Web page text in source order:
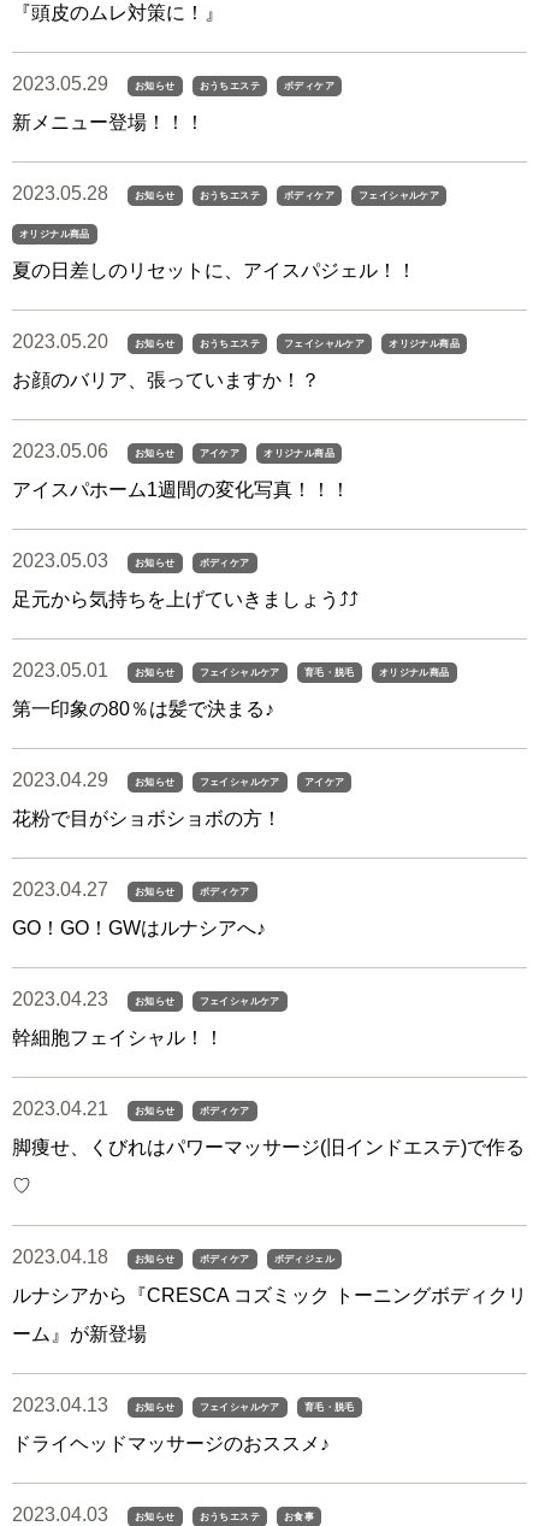
『頭皮のムレ対策に！』
2023.05.29 お知らせ おうちエステ ボディケア
新メニュー登場！！！
2023.05.28 お知らせ おうちエステ ボディケア フェイシャルケア
オリジナル商品
夏の日差しのリセットに、アイスパジェル！！
2023.05.20 お知らせ おうちエステ フェイシャルケア オリジナル商品
お顔のバリア、張っていますか！？
2023.05.06 お知らせ アイケア オリジナル商品
アイスパホーム1週間の変化写真！！！
2023.05.03 お知らせ ボディケア
足元から気持ちを上げていきましょう⤴︎⤴︎
2023.05.01 お知らせ フェイシャルケア 育毛・脱毛 オリジナル商品
第一印象の80％は髪で決まる♪
2023.04.29 お知らせ フェイシャルケア アイケア
花粉で目がショボショボの方！
2023.04.27 お知らせ ボディケア
GO！GO！GWはルナシアへ♪
2023.04.23 お知らせ フェイシャルケア
幹細胞フェイシャル！！
2023.04.21 お知らせ ボディケア
脚痩せ、くびれはパワーマッサージ(旧インドエステ)で作る
♡
2023.04.18 お知らせ ボディケア ボディジェル
ルナシアから『CRESCA コズミック トーニングボディクリ
ーム』が新登場
2023.04.13 お知らせ フェイシャルケア 育毛・脱毛
ドライヘッドマッサージのおススメ♪
2023.04.03 お知らせ おうちエステ お食事